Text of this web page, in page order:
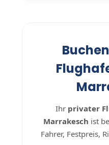
Ihr privater
Marrakesch ist
Fahrer, Festpreis,